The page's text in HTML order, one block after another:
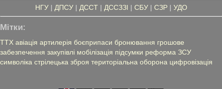
НГУ| ДПСУ| ДССТ| ДССЗЗІ | СБУ| СЗР| УДО
Мітки:
ТТХ авіація артилерія боєприпаси бронювання грошове
забезпечення закупівлі мобілізація підсумки реформа ЗСУ
символіка стрілецька зброя територіальна оборона цифровізація